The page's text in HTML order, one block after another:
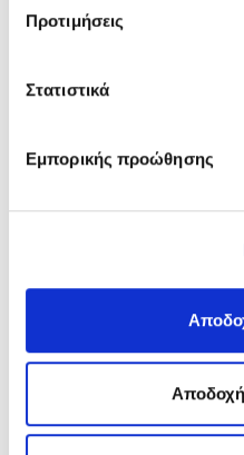
Προτιμήσεις
Στατιστικά
Εμπορικής προώθησης
EmuΜποτάκια